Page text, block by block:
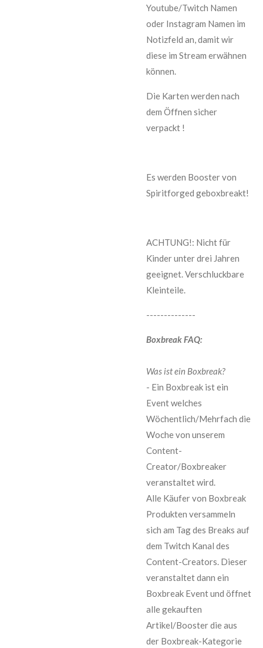
Youtube/Twitch Namen
oder Instagram Namen im
Notizfeld an, damit wir
diese im Stream erwähnen
können.
Die Karten werden nach
dem Öffnen sicher
verpackt !
Es werden Booster von
Spiritforged geboxbreakt!
ACHTUNG!: Nicht für
Kinder unter drei Jahren
geeignet. Verschluckbare
Kleinteile.
--------------
Boxbreak FAQ:
Was ist ein Boxbreak?
- Ein Boxbreak ist ein
Event welches
Wöchentlich/Mehrfach die
Woche von unserem
Content-
Creator/Boxbreaker
veranstaltet wird.
Alle Käufer von Boxbreak
Produkten versammeln
sich am Tag des Breaks auf
dem Twitch Kanal des
Content-Creators. Dieser
veranstaltet dann ein
Boxbreak Event und öffnet
alle gekauften
Artikel/Booster die aus
der Boxbreak-Kategorie